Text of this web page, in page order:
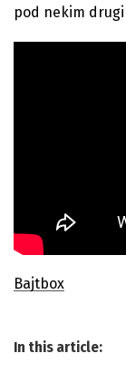
pod nekim
Bajtbox
In this article: